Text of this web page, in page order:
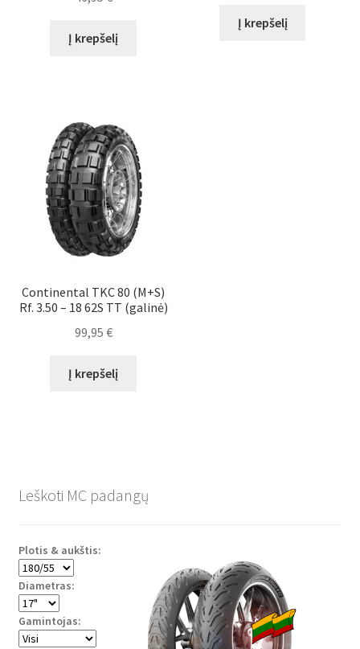
Į krepšelį
Į krepšelį
Continental TKC 80 (M+S)
Rf. 3.50 – 18 62S TT (galinė)
99,95 €
Į krepšelį
Leškoti MC padangų
Plotis & aukštis:
Diametras:
Gamintojas: